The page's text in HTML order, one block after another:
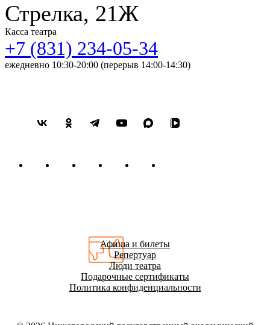
Стрелка, 21Ж
Касса театра
+7 (831) 234-05-34
ежедневно 10:30-20:00 (перерыв 14:00-14:30)
Афиша и билеты
Репертуар
Люди театра
Подарочные сертификаты
Политика конфиденциальности